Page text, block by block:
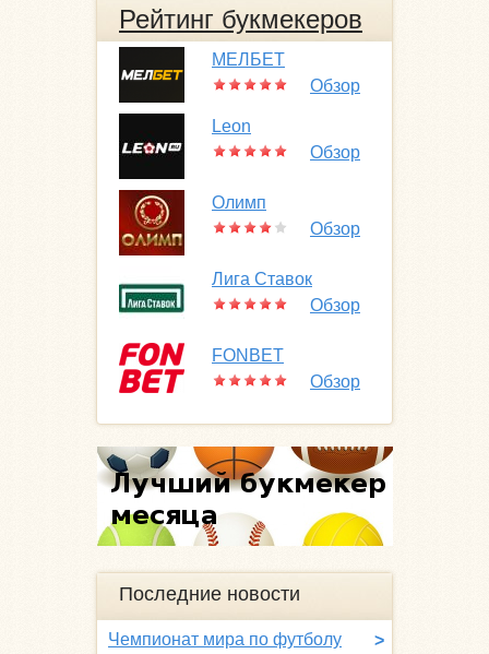
Рейтинг букмекеров
МЕЛБЕТ
Обзор
Leon
Обзор
Олимп
Обзор
Лига Ставок
Обзор
FONBET
Обзор
Последние новости
>
Чемпионат мира по футболу